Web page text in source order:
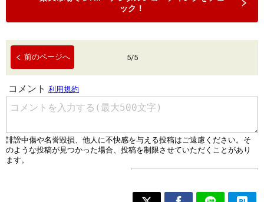
ック！
前のページへ 5/5